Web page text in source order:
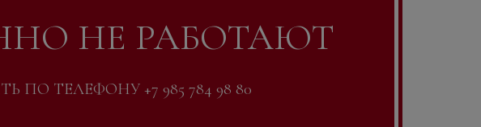
НЕ РАБОТАЮТ
ТЕЛЕФОНУ +7 985 784 98 80